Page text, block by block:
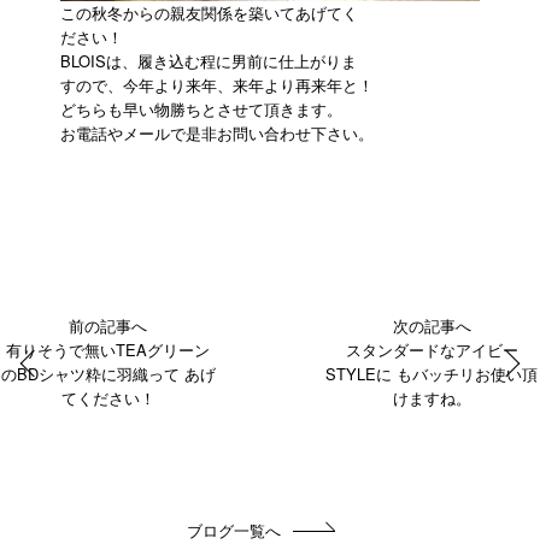
この秋冬からの親友関係を築いてあげてく
ださい！
BLOISは、履き込む程に男前に仕上がりま
すので、今年より来年、来年より再来年と！
どちらも早い物勝ちとさせて頂きます。
お電話やメールで是非お問い合わせ下さい。
前の記事へ
有りそうで無いTEAグリーン
のBDシャツ粋に羽織って あげ
てください！
次の記事へ
スタンダードなアイビー
STYLEに もバッチリお使い頂
けますね。
ブログ一覧へ